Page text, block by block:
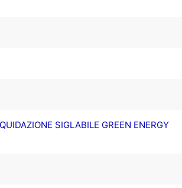
SIGLABILE GREEN ENERGY